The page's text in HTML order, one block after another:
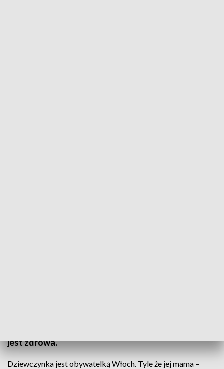
jest zdrowa.
Dziewczynka jest obywatelką Włoch. Tyle że jej mama –